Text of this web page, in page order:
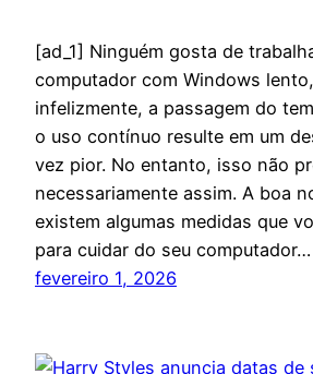
[ad_1] Ninguém gosta de
computador com Windows
infelizmente, a passagem do
o uso contínuo resulte em um
vez pior. No entanto, isso não
necessariamente assim. A boa
existem algumas medidas que
para cuidar do seu computador…
fevereiro 1, 2026